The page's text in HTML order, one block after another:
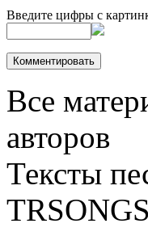
Введите цифры с
Все
авторов
Тексты